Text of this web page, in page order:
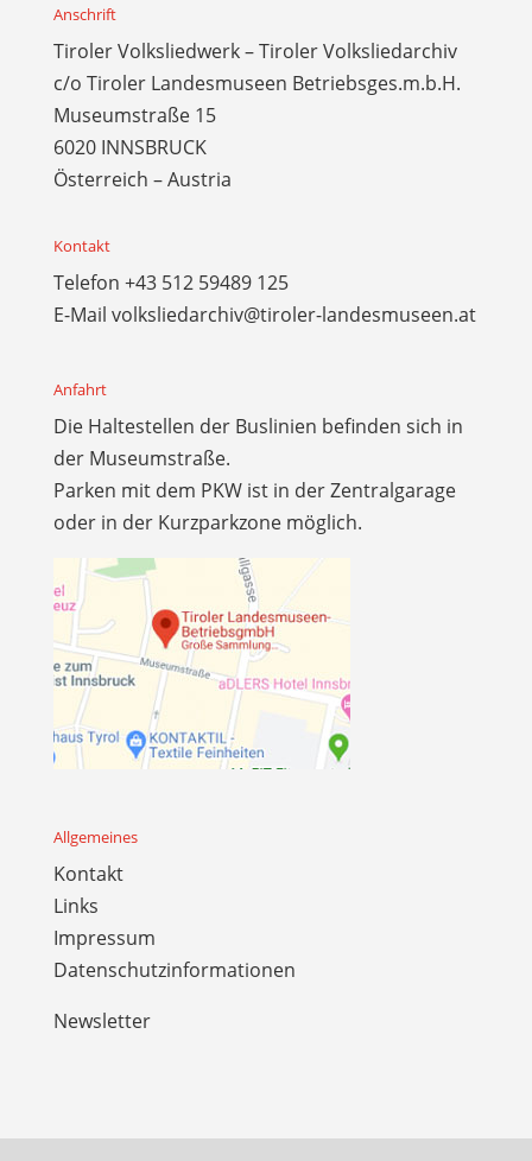
Anschrift
Tiroler Volksliedwerk – Tiroler Volksliedarchiv
c/o Tiroler Landesmuseen Betriebsges.m.b.H.
Museumstraße 15
6020 INNSBRUCK
Österreich – Austria
Kontakt
Telefon +43 512 59489 125
E-Mail volksliedarchiv@tiroler-landesmuseen.at
Anfahrt
Die Haltestellen der Buslinien befinden sich in
der Museumstraße.
Parken mit dem PKW ist in der Zentralgarage
oder in der Kurzparkzone möglich.
Allgemeines
Kontakt
Links
Impressum
Datenschutzinformationen
Newsletter